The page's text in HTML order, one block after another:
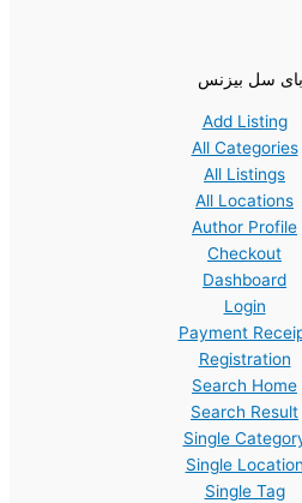
سل بیزنس
Add Listing
All Categories
All Listings
All Locations
Author Profile
Checkout
Dashboard
Login
Payment
Registration
Search Home
Search Result
Single
Single Location
Single Tag